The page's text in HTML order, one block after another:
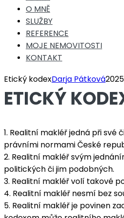
O MNĚ
SLUŽBY
REFERENCE
MOJE NEMOVITOSTI
KONTAKT
Etický kodexDarja Pátková
ETICKÝ
1. Realitní makléř jedná při
právními normami České
2. Realitní makléř svým
politických či jim podobných.
3. Realitní makléř volí takové
4. Realitní makléř nesmí bez
5. Realitní makléř je povinen